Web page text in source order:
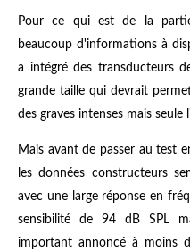
Pour ce qui est de la
beaucoup d'informations à
a intégré des transducteurs
grande taille qui devrait
des graves intenses mais
Mais avant de passer au test
les données constructeurs
avec une large réponse en
sensibilité de 94 dB SPL
important annoncé à moins